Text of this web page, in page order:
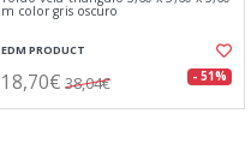
m color gris oscuro
EDM PRODUCT
18,70€ 38,04€ - 51%